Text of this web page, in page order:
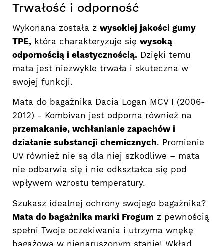
Trwałość i odporność
Wykonana została z wysokiej jakości gumy
TPE, która charakteryzuje się wysoką
odpornością i elastycznością. Dzięki temu
mata jest niezwykle trwała i skuteczna w
swojej funkcji.
Mata do bagażnika Dacia Logan MCV I (2006-
2012) - Kombivan jest odporna również na
przemakanie, wchłanianie zapachów i
działanie substancji chemicznych. Promienie
UV również nie są dla niej szkodliwe – mata
nie odbarwia się i nie odkształca się pod
wpływem wzrostu temperatury.
Szukasz idealnej ochrony swojego bagażnika?
Mata do bagażnika marki Frogum z pewnością
spełni Twoje oczekiwania i utrzyma wnękę
bagażową w nienaruszonym stanie! Wkład